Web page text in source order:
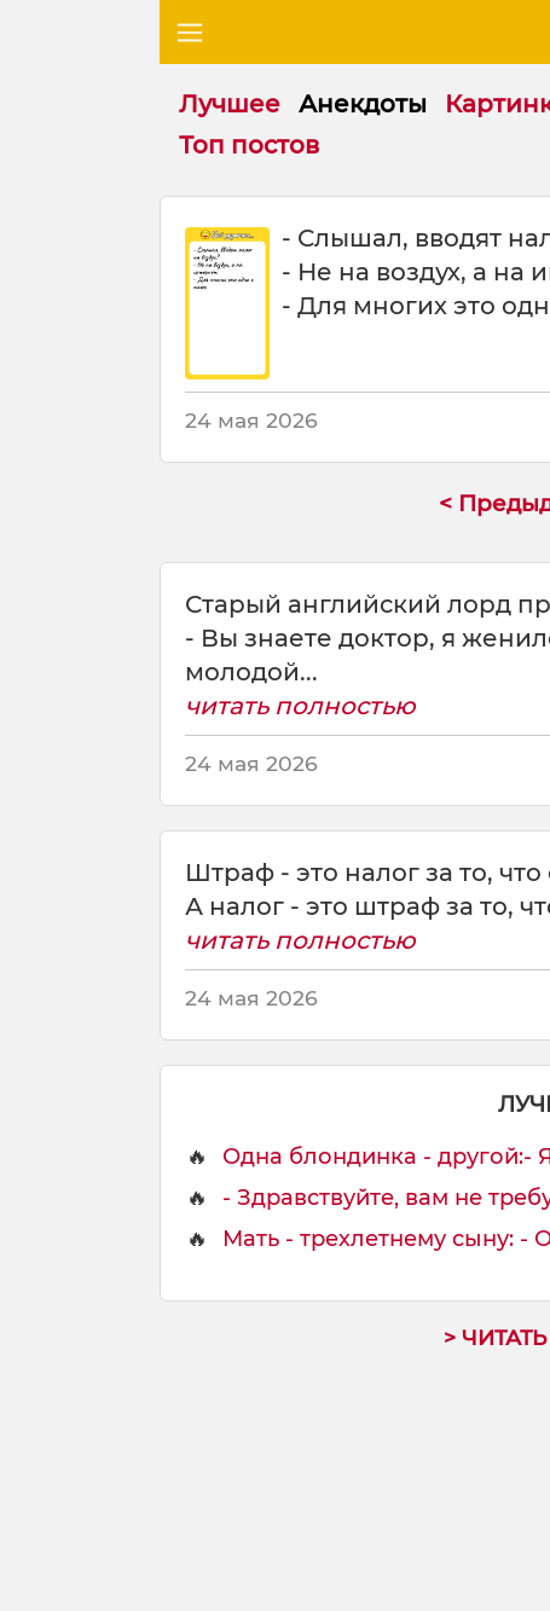
Лучшее Анекдоты
Топ постов
д
а
д
у
- Слышал, вводят
- Не на воздух, а на
- Для многих это
24 мая 2026
<
Старый английский лорд
- Вы знаете доктор, я
молодой...
читать полностью
24 мая 2026
Штраф - это налог за то,
А налог - это штраф за то,
читать полностью
24 мая 2026
🔥
Одна блондинка - другой:- Я
🔥
- Здравствуйте, вам не
🔥
Мать - трехлетнему сыну: -
>